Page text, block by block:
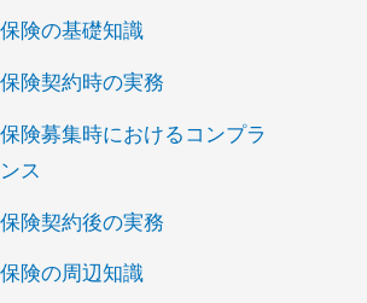
険の基礎知識
険契約時の実務
険募集時におけるコンプラ
ス
険契約後の実務
険の周辺知識